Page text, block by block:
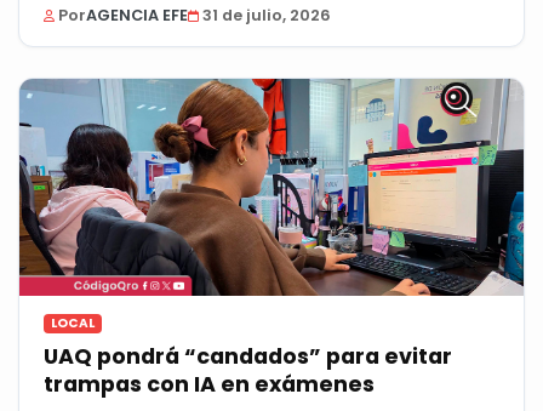
PorAGENCIA EFE 31 de julio, 2026
LOCAL
UAQ pondrá “candados” para evitar
trampas con IA en exámenes